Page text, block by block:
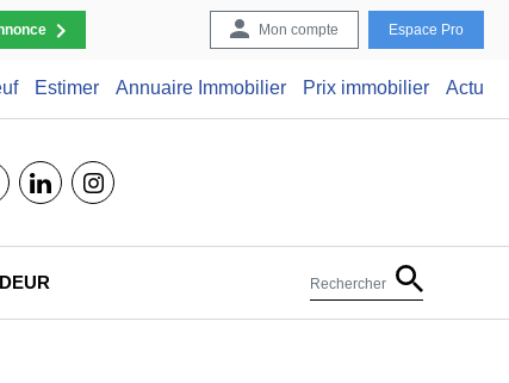
Mon compte Espace Pro
Estimer Annuaire Immobilier Prix immobilier Actu
facebooklinkedin
Rechercher